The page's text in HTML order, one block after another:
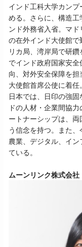
インド工科大学カン
める。さらに、構造
ンド外務省入省。マ
の在外インド大使館
リカ局、湾岸局で研
でインド政府国家安
向、対外安全保障を
大使館首席公使に着任。
日本では、日印の強
ドの人材・企業間協
ートナーシップは、
う信念を持つ。また、
農業、デジタル、イ
ている。
ムーンリンク株式会